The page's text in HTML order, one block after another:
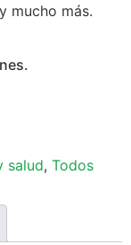
mucho más.
salud, Todos